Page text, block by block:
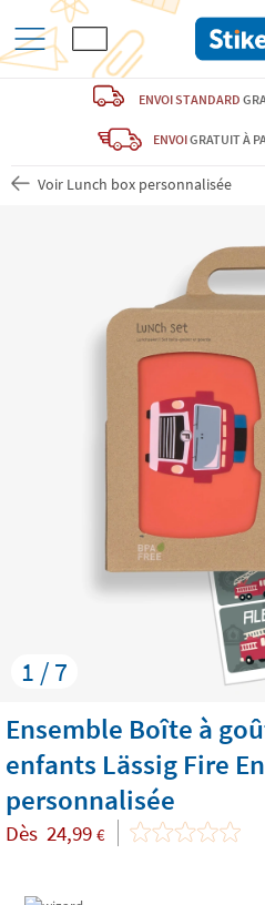
ENVOI STANDARD
ENVOIGRATUITÀ
Voir Lunch box personnalisée
1 / 7
Ensemble Boîte à
enfants Lässig Fire
personnalisée
Dès 24,99 €